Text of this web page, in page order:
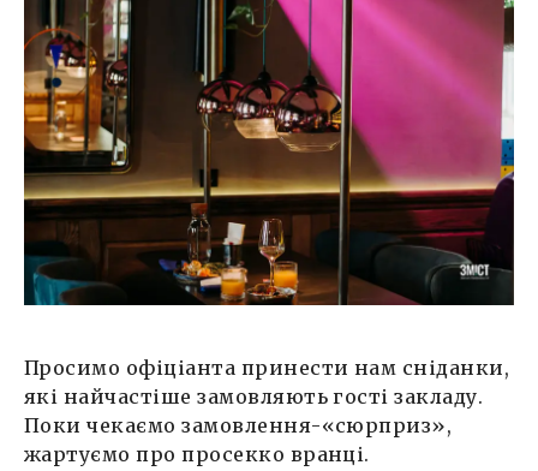
Просимо офіціанта принести нам сніданки,
які найчастіше замовляють гості закладу.
Поки чекаємо замовлення-«сюрприз»,
жартуємо про просекко вранці.